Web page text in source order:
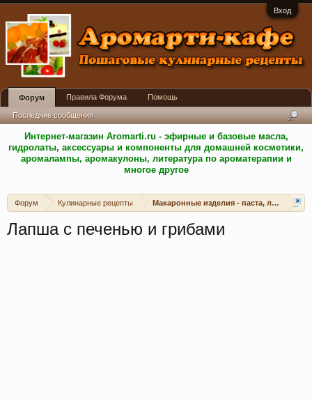
Вход
Интернет-магазин Aromarti.ru - эфирные и базовые масла,
гидролаты, аксессуары и компоненты для домашней косметики,
аромалампы, аромакулоны, литература по ароматерапии и
многое другое
Форум Кулинарные рецепты Макаронные изделия - паста, лазанья и
Лапша с печенью и грибами
Форум
Последние сообщения
Правила Форума Помощь